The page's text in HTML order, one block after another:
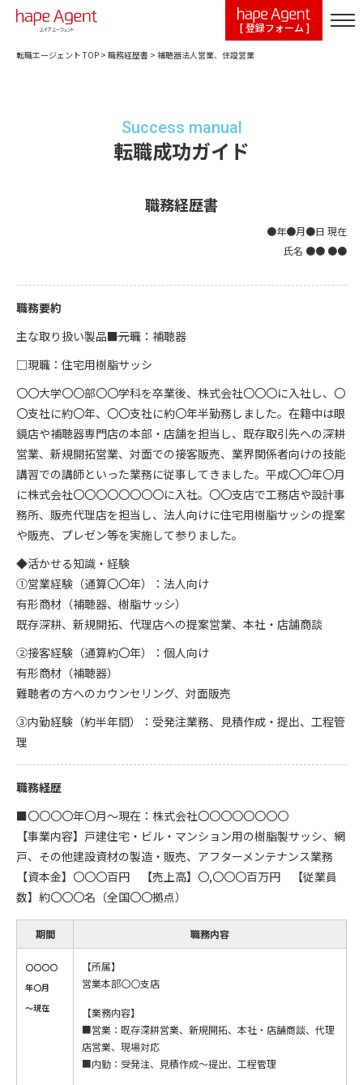
[ 登録フォーム ]
転職エージェント TOP > 職務経歴書 > 補聴器法人営業、住設営業
Success manual
転職成功ガイド
職務経歴書
●年●月●日 現在
氏名 ●● ●●
職務要約
主な取り扱い製品―――■元職：補聴器
□現職：住宅用樹脂サッシ
〇〇大学〇〇部〇〇学科を卒業後、株式会社〇〇〇に入社し、〇
〇支社に約〇年、〇〇支社に約〇年半勤務しました。在籍中は眼
鏡店や補聴器専門店の本部・店舗を担当し、既存取引先への深耕
営業、新規開拓営業、対面での接客販売、業界関係者向けの技能
講習での講師といった業務に従事してきました。平成〇〇年〇月
に株式会社〇〇〇〇〇〇〇〇に入社。〇〇支店で工務店や設計事
務所、販売代理店を担当し、法人向けに住宅用樹脂サッシの提案
や販売、プレゼン等を実施して参りました。
◆活かせる知識・経験
①営業経験（通算〇〇年）：法人向け
有形商材（補聴器、樹脂サッシ）
既存深耕、新規開拓、代理店への提案営業、本社・店舗商談
②接客経験（通算約〇年）：個人向け
有形商材（補聴器）
難聴者の方へのカウンセリング、対面販売
③内勤経験（約半年間）：受発注業務、見積作成・提出、工程管
理
職務経歴
■〇〇〇〇年〇月～現在：株式会社〇〇〇〇〇〇〇〇
【事業内容】戸建住宅・ビル・マンション用の樹脂製サッシ、網
戸、その他建設資材の製造・販売、アフターメンテナンス業務
【資本金】〇〇〇百円 【売上高】〇,〇〇〇百万円 【従業員
数】約〇〇〇名（全国〇〇拠点）
期間 職務内容
〇〇〇〇
年〇月
～現在
【所属】
営業本部〇〇支店
【業務内容】
■営業：既存深耕営業、新規開拓、本社・店舗商談、代理
店営業、現場対応
■内勤：受発注、見積作成～提出、工程管理